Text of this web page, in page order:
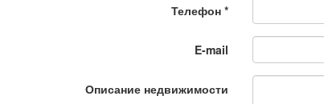
Телефон *
E-mail
Описание недвижимости